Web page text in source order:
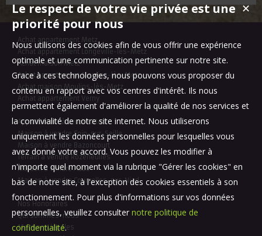
Achat appartement Metz
Achat appartement Longeville-lès-Metz
Achat maison Metz
Achat appartement Moulins-lès-Metz
Achat maison Moulins-lès-Metz
Achat appartement Verny
Appartement à vendre Metz
Maison à vendre Coin-sur-Seille
Maison à vendre Bazoncourt
Terrain à vendre Rozérieulles
Maison à vendre Aube
Maison à vendre Courcelles-sur-Nied
Nos Honoraires
Qui sommes-nous
Mentions légales
✕
Le respect de votre vie privée est une
priorité pour nous
Nous utilisons des cookies afin de vous offrir une expérience
optimale et une communication pertinente sur notre site.
Grace à ces technologies, nous pouvons vous proposer du
contenu en rapport avec vos centres d'intérêt. Ils nous
permettent également d'améliorer la qualité de nos services et
la convivialité de notre site internet. Nous utiliserons
uniquement les données personnelles pour lesquelles vous
avez donné votre accord. Vous pouvez les modifier à
n'importe quel moment via la rubrique "Gérer les cookies" en
bas de notre site, à l'exception des cookies essentiels à son
fonctionnement. Pour plus d'informations sur vos données
personnelles, veuillez consulter notre politique de
confidentialité.